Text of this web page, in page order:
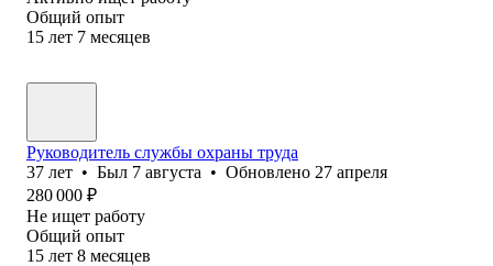
Общий опыт
15 лет 7 месяцев
Руководитель службы охраны труда
37 лет • Был 7 августа • Обновлено 27 апреля
280 000 ₽
Не ищет работу
Общий опыт
15 лет 8 месяцев